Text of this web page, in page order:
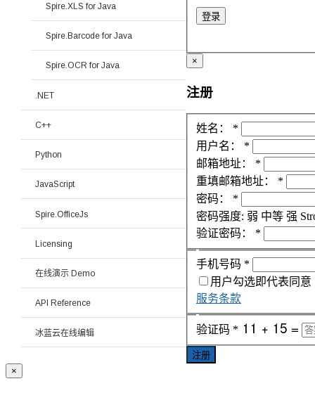
Spire.XLS for Java
Spire.Barcode for Java
Spire.OCR for Java
.NET
C++
Python
JavaScript
Spire.OfficeJs
Licensing
在线演示 Demo
API Reference
冰蓝云在线编辑
登录
×
注册
姓名：
*
用户名：
*
邮箱地址：
*
重填邮箱地址：
*
密码：
*
密码强度: 弱 中等 强
验证密码：
*
手机号码 *
用户勾选即代表同意
服务条款
验证码 *
注册
×